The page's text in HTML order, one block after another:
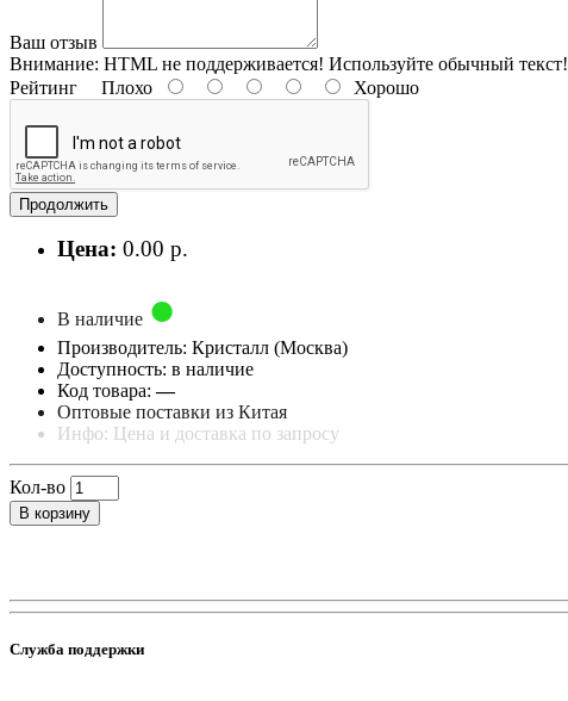
Ваш отзыв
Внимание: HTML не поддерживается! Используйте обычный текст!
Рейтинг Плохо Хорошо
Продолжить
Цена: 0.00 р.
В наличие
Производитель: Кристалл (Москва)
Доступность: в наличие
Код товара:—
Оптовые поставки из Китая
Инфо: Цена и доставка по запросу
Кол-во
В корзину
Служба поддержки